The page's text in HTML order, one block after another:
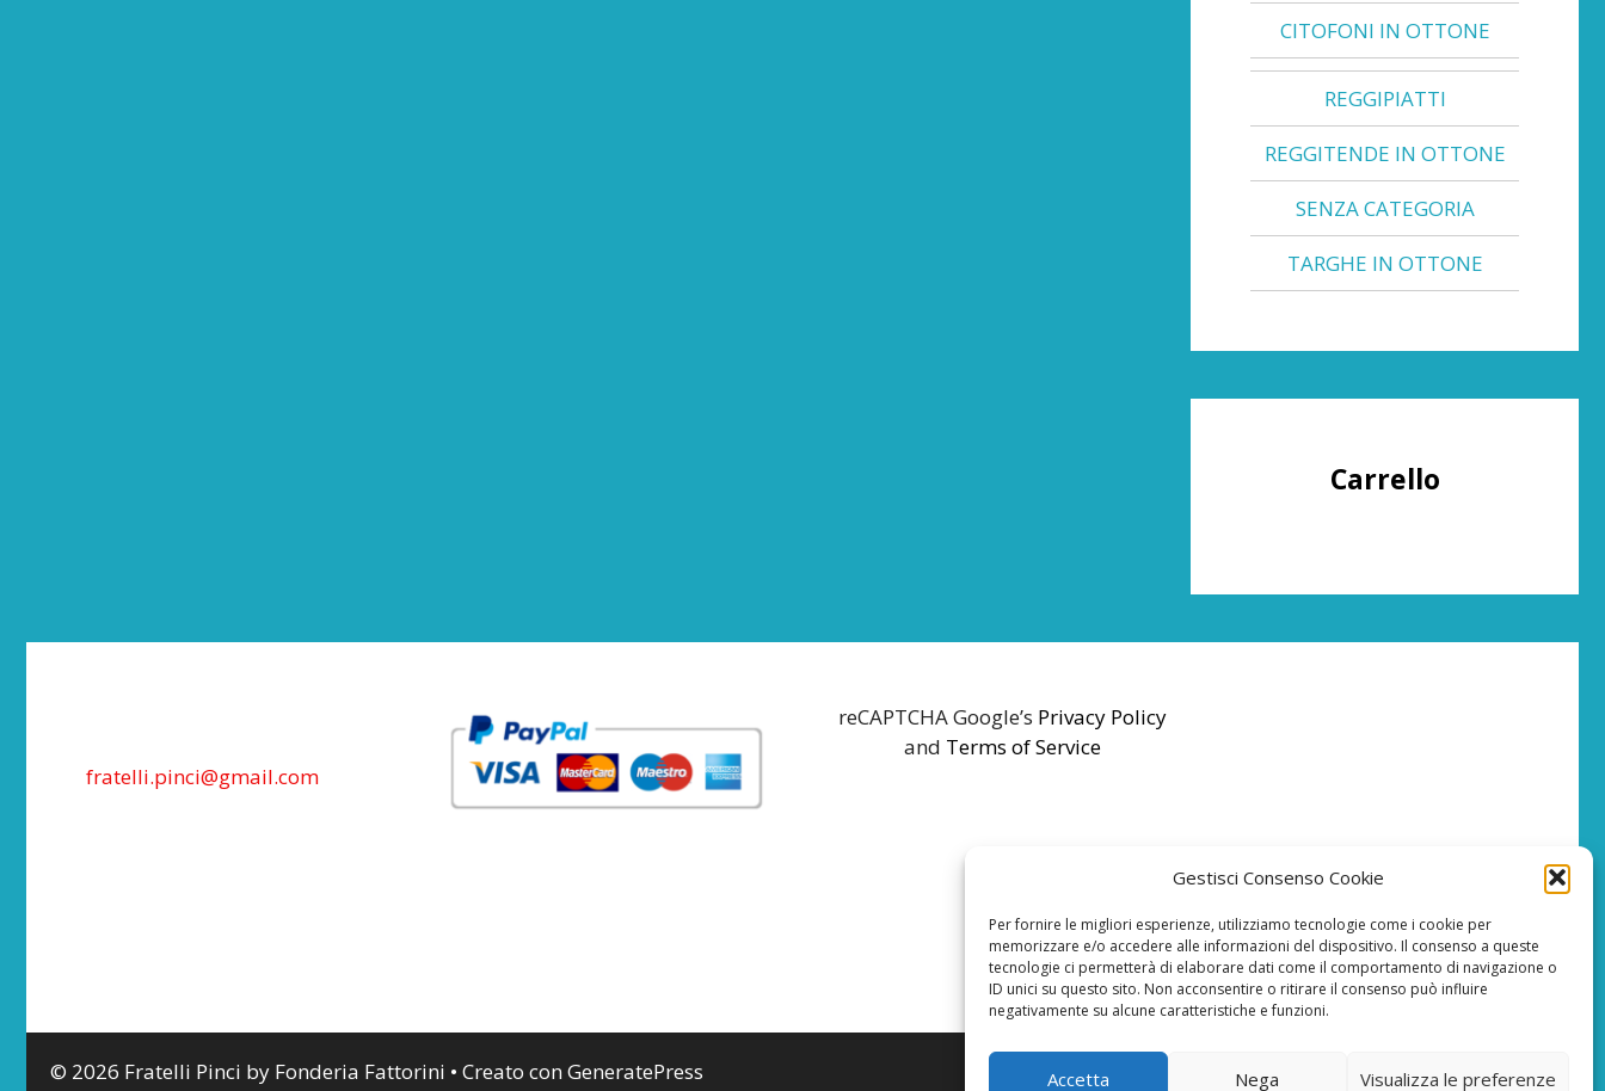
Gestisci Consenso Cookie
Per fornire le migliori esperienze, utilizziamo tecnologie come i cookie per
memorizzare e/o accedere alle informazioni del dispositivo. Il consenso a queste
tecnologie ci permetterà di elaborare dati come il comportamento di navigazione o
ID unici su questo sito. Non acconsentire o ritirare il consenso può influire
negativamente su alcune caratteristiche e funzioni.
Accetta Nega Visualizza le preferenze
CITOFONI IN OTTONE
REGGIPIATTI
REGGITENDE IN OTTONE
SENZA CATEGORIA
TARGHE IN OTTONE
Carrello
fratelli.pinci@gmail.com
reCAPTCHA Google’s Privacy Policy
and Terms of Service
© 2026 Fratelli Pinci by Fonderia Fattorini • Creato conGeneratePress